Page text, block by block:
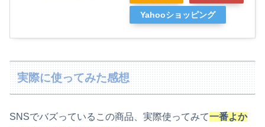
Yahooショッピング
実際に使ってみた感想
SNSでバズっているこの商品、実際使ってみて一番よか